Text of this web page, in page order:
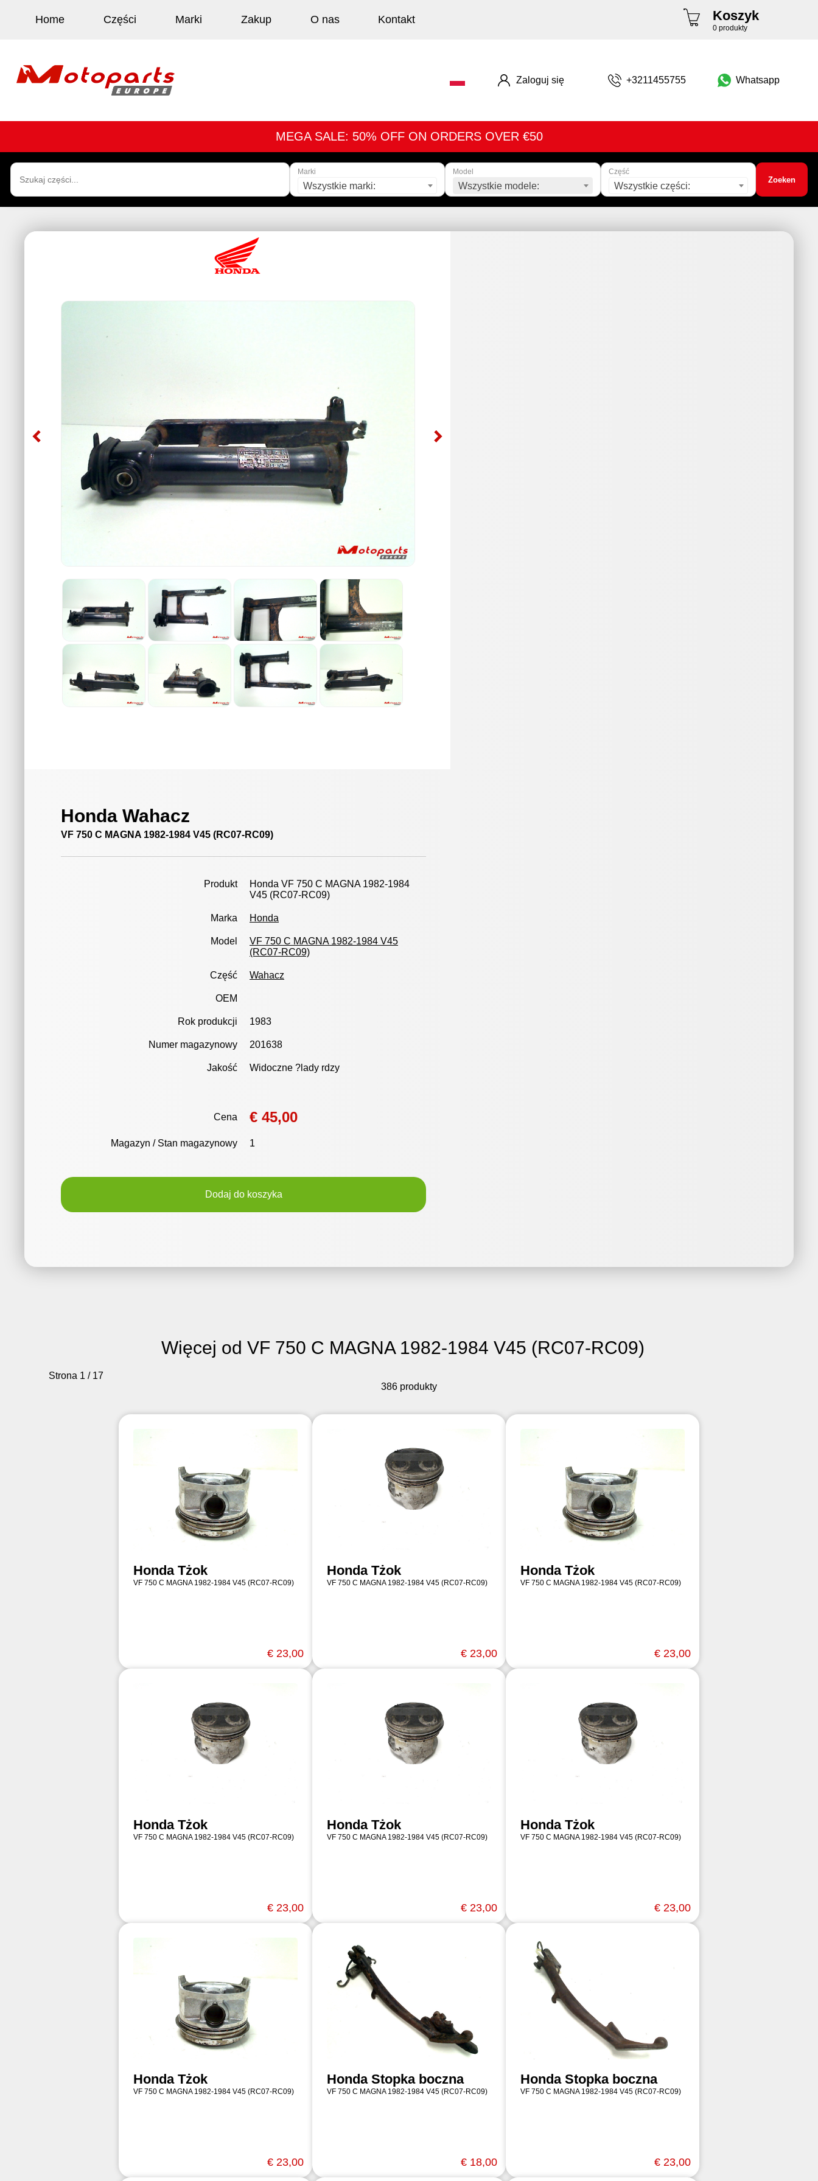
Koszyk
0 produkty
Home Części Marki Zakup O nas Kontakt
Whatsapp
+3211455755
Zaloguj się
MEGA SALE: 50% OFF ON ORDERS OVER €50
Marki
Wszystkie marki:
Model
Wszystkie modele:
Część
Wszystkie części:
Zoeken
Honda Wahacz
VF 750 C MAGNA 1982-1984 V45 (RC07-RC09)
Produkt
Honda VF 750 C MAGNA 1982-1984
V45 (RC07-RC09)
Marka Honda
Model
VF 750 C MAGNA 1982-1984 V45
(RC07-RC09)
Część Wahacz
OEM
Rok produkcji 1983
Numer magazynowy 201638
Jakość Widoczne ?lady rdzy
Cena € 45,00
Magazyn / Stan magazynowy 1
Dodaj do koszyka
Więcej od VF 750 C MAGNA 1982-1984 V45 (RC07-RC09)
Strona 1 / 17
386 produkty
Honda Tżok
VF 750 C MAGNA 1982-1984 V45 (RC07-RC09)
€ 23,00
Honda Tżok
VF 750 C MAGNA 1982-1984 V45 (RC07-RC09)
€ 23,00
Honda Tżok
VF 750 C MAGNA 1982-1984 V45 (RC07-RC09)
€ 23,00
Honda Tżok
VF 750 C MAGNA 1982-1984 V45 (RC07-RC09)
€ 23,00
Honda Tżok
VF 750 C MAGNA 1982-1984 V45 (RC07-RC09)
€ 23,00
Honda Tżok
VF 750 C MAGNA 1982-1984 V45 (RC07-RC09)
€ 23,00
Honda Tżok
VF 750 C MAGNA 1982-1984 V45 (RC07-RC09)
€ 23,00
Honda Stopka boczna
VF 750 C MAGNA 1982-1984 V45 (RC07-RC09)
€ 18,00
Honda Stopka boczna
VF 750 C MAGNA 1982-1984 V45 (RC07-RC09)
€ 23,00